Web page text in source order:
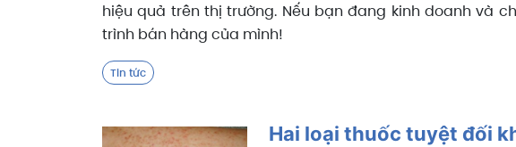
hiệu quả trên thị trường. Nếu bạn đang kinh doanh và
trình bán hàng của mình!
Tin tức
Hai loại thuốc tuyệt đối